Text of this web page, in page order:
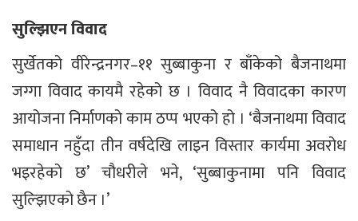
सुल्झिएन विवाद
सुर्खेतको वीरेन्द्रनगर–११ सुब्बाकुना र बाँकेको बैजनाथमा
जग्गा विवाद कायमै रहेको छ । विवाद नै विवादका कारण
आयोजना निर्माणको काम ठप्प भएको हो । ‘बैजनाथमा विवाद
समाधान नहुँदा तीन वर्षदेखि लाइन विस्तार कार्यमा अवरोध
भइरहेको छ’ चौधरीले भने, ‘सुब्बाकुनामा पनि विवाद
सुल्झिएको छैन ।’